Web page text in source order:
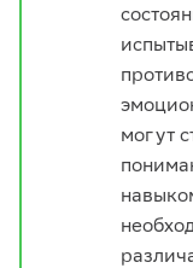
могут